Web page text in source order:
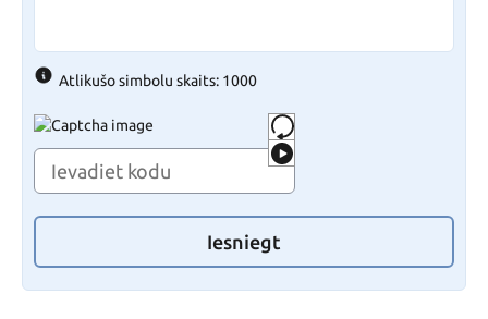
Atlikušo simbolu skaits: 1000
Iesniegt